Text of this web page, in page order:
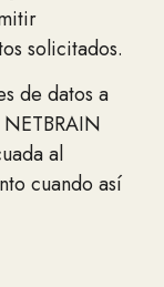
solicitados.
de datos a
al
cuando así